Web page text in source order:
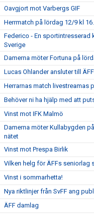
Oavgjort mot Varbergs GIF
Herrmatch på lördag 12/9 kl
Federico - En sportintresserad
Sverige
Damerna möter Fortuna på
Lucas Ohlander ansluter till
Herrarnas match livestreamas
Behöver ni ha hjälp med att
Vinst mot IFK Malmö
Damerna möter Kullabygden
nätet
Vinst mot Prespa Birlik
Vilken helg för ÄFFs seniorlag
Vinst i sommarhetta!
Nya riktlinjer från SvFF ang
ÄFF damlag